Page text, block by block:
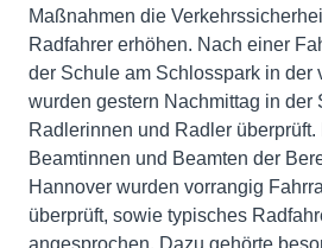
Maßnahmen die
Radfahrer erhöhen. Nach einer
der Schule am Schlosspark in der
wurden gestern Nachmittag in der
Radlerinnen und Radler
Beamtinnen und Beamten der
Hannover wurden vorrangig
überprüft, sowie typisches